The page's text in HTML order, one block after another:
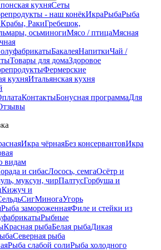
кухняСеты
- наш конёкИкраРыбаРыба
Крабы, РакиГребешок,
осьминогиМясо / птицаМясная
БакалеяНапиткиЧай /
Товары для домаЗдоровое
Фермерские
кухняИтальянская кухня
КонтактыБонусная программаДля
Икра чёрнаяБез консервантовИкра
видам
и сибасЛосось, семгаОсётр и
муксун, чирПалтусГорбуша и
Кижуч и
СигМиногаУгорь
Рыба замороженнаяФиле и стейки из
Рыбные
Красная рыбаБелая рыбаДикая
Северная рыба
Рыба слабой солиРыба холодного